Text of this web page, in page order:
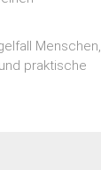
Menschen,
praktische